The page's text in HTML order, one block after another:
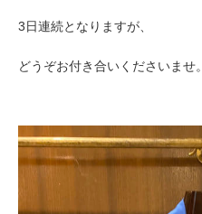
3日連続となりますが、
どうぞお付き合いくださいませ。